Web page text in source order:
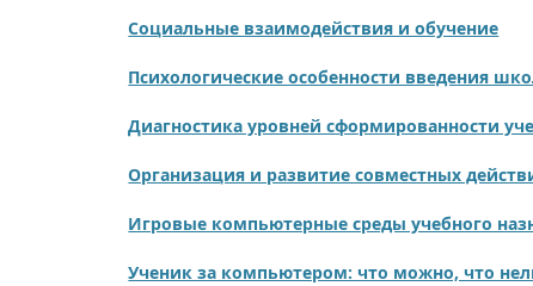
Социальные взаимодействия и обучение
Психологические особенности введения
Диагностика уровней сформированности
Организация и развитие совместных
Игровые компьютерные среды учебного
Ученик за компьютером: что можно, что